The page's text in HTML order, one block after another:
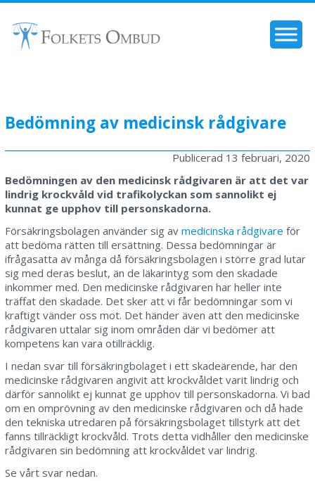
Bedömning av medicinsk rådgivare
Publicerad 13 februari, 2020
Bedömningen av den medicinsk rådgivaren är att det var
lindrig krockvåld vid trafikolyckan som sannolikt ej
kunnat ge upphov till personskadorna.
Försäkringsbolagen använder sig av medicinska rådgivare för
att bedöma rätten till ersättning. Dessa bedömningar är
ifrågasatta av många då försäkringsbolagen i större grad lutar
sig med deras beslut, än de läkarintyg som den skadade
inkommer med. Den medicinske rådgivaren har heller inte
träffat den skadade. Det sker att vi får bedömningar som vi
kraftigt vänder oss mot. Det händer även att den medicinske
rådgivaren uttalar sig inom områden där vi bedömer att
kompetens kan vara otillräcklig.
I nedan svar till försäkringbolaget i ett skadeärende, har den
medicinske rådgivaren angivit att krockvåldet varit lindrig och
därför sannolikt ej kunnat ge upphov till personskadorna. Vi bad
om en omprövning av den medicinske rådgivaren och då hade
den tekniska utredaren på försäkringsbolaget tillstyrk att det
fanns tillräckligt krockvåld. Trots detta vidhåller den medicinske
rådgivaren sin bedömning att krockvåldet var lindrig.
Se vårt svar nedan.